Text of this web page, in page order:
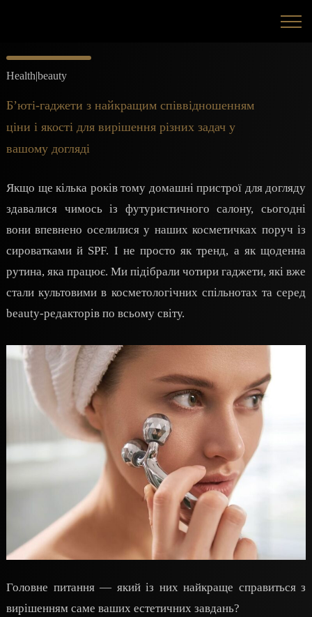
Health|beauty
Б’юті-гаджети з найкращим співвідношенням
ціни і якості для вирішення різних задач у
вашому догляді
Якщо ще кілька років тому домашні пристрої для догляду
здавалися чимось із футуристичного салону, сьогодні
вони впевнено оселилися у наших косметичках поруч із
сироватками й SPF. І не просто як тренд, а як щоденна
рутина, яка працює. Ми підібрали чотири гаджети, які вже
стали культовими в косметологічних спільнотах та серед
beauty-редакторів по всьому світу.
Головне питання — який із них найкраще справиться з
вирішенням саме ваших естетичних завдань?